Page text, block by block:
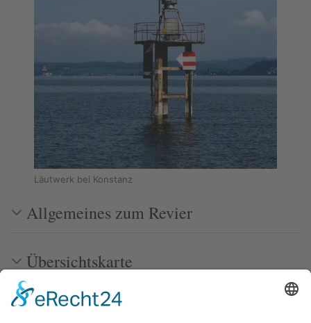
Läutwerk bei Konstanz
Allgemeines zum Revier
Übersichtskarte
Orte